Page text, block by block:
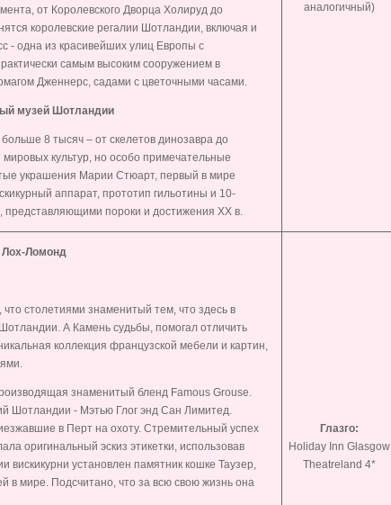
аналогичный)
от Королевского Дворца Холируд до
королевские регалии Шотландии, включая и
- одна из красивейших улиц Европы с
самым высоким сооружением в
Дженнерс, садами с цветочными часами.
музей Шотландии
8 тысяч – от скелетов динозавра до
культур, но особо примечательные
украшения Марии Стюарт, первый в мире
аппарат, прототип гильотины и 10-
пороки и достижения XX в.
Лох-Ломонд
столетиями знаменитый тем, что здесь в
А Камень судьбы, помогал отличить
коллекция французской мебели и картин,
знаменитый бленд Famous Grouse.
Шотландии - Мэтью Глог энд Сан Лимитед.
в Перт на охоту. Стремительный успех
оригинальный эскиз этикетки, использовав
установлен памятник кошке Таузер,
в мире. Подсчитано, что за всю свою жизнь она
Глазго:
Holiday Inn Glasgow
Theatreland 4*